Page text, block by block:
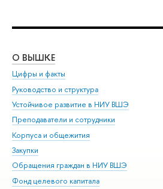
О ВЫШКЕ
Цифры и факты
Руководство и структура
Устойчивое развитие в НИУ ВШЭ
Преподаватели и сотрудники
Корпуса и общежития
Закупки
Обращения граждан в НИУ ВШЭ
Фонд целевого капитала